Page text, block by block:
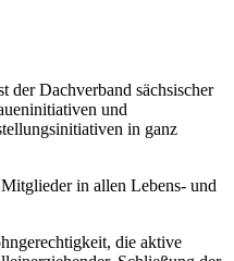
der Dachverband sächsischer
und
in ganz
in allen Lebens- und
die aktive